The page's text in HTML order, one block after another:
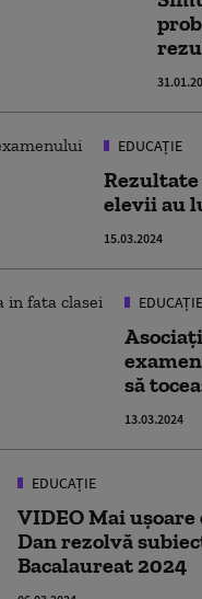
EDUCAȚIE
Rezultate
elevii au
15.03.2024
EDUCAȚIE
să
13.03.2024
EDUCAȚIE
VIDEO Mai
Dan rezolvă
Bacalaureat 2024